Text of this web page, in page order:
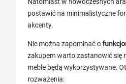
postawić na minimalistyczne
akcenty.
Nie można zapominać o
zakupem warto zastanowić się
meble będą wykorzystywane.
rozważenia: